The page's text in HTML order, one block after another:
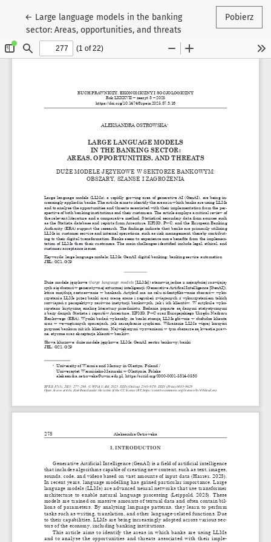
← Wróć do szczegółów artykułu
Large language models in the banking
sector: Areas, opportunities, and threats
Pobierz